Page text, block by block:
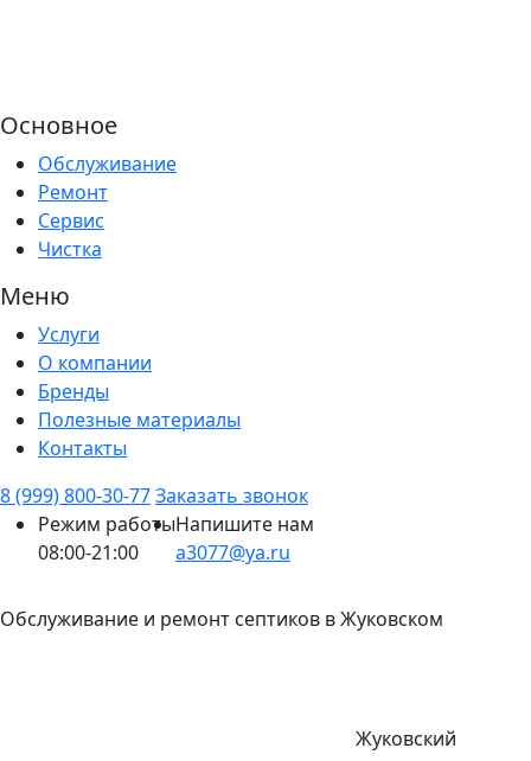
Основное
Обслуживание
Ремонт
Сервис
Чистка
Меню
Услуги
О компании
Бренды
Полезные материалы
Контакты
8 (999) 800-30-77Заказать звонок
Режим работы
08:00-21:00
Напишите нам
a3077@ya.ru
Обслуживание и ремонт септиков в Жуковском
Жуковский